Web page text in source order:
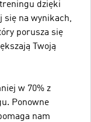
dzięki
się na wynikach,
porusza się
Twoją
w 70% z
Ponowne
nam